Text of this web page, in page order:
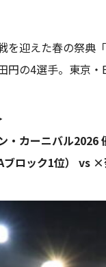
を迎えた春の祭典
円の4選手。東京
・カーニバル
ブロック1位） vs ×